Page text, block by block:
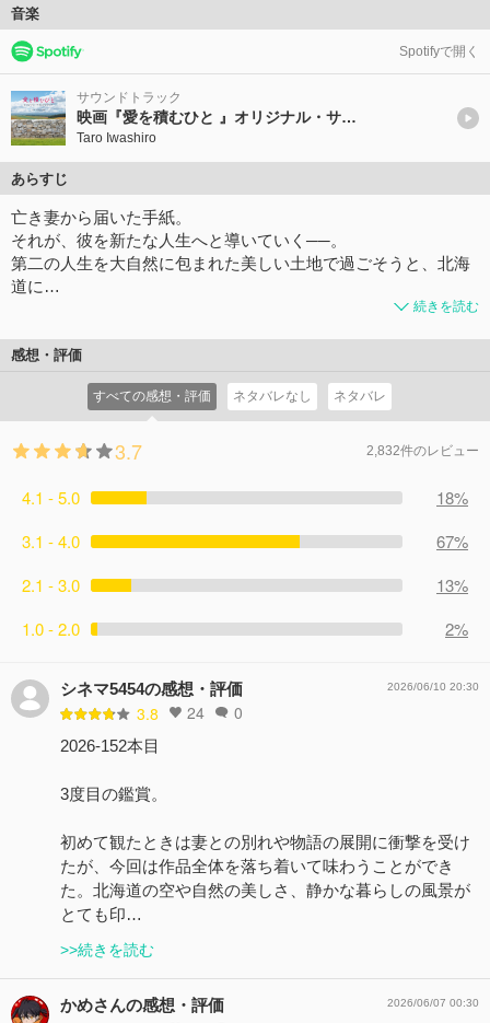
音楽
Spotifyで開く
サウンドトラック
映画『愛を積むひと 』オリジナル・サウンドトラック
Taro Iwashiro
あらすじ
亡き妻から届いた手紙。
それが、彼を新たな人生へと導いていく──。
第二の人生を大自然に包まれた美しい土地で過ごそうと、北海
道に…
続きを読む
感想・評価
すべての感想・評価 ネタバレなし ネタバレ
3.7 2,832件のレビュー
4.1 - 5.0
18%
3.1 - 4.0
67%
2.1 - 3.0
13%
1.0 - 2.0
2%
シネマ5454の感想・評価
3.8 24 0
2026/06/10 20:30
2026-152本目
3度目の鑑賞。
初めて観たときは妻との別れや物語の展開に衝撃を受け
たが、今回は作品全体を落ち着いて味わうことができ
た。北海道の空や自然の美しさ、静かな暮らしの風景が
とても印…
>>続きを読む
かめさんの感想・評価 2026/06/07 00:30